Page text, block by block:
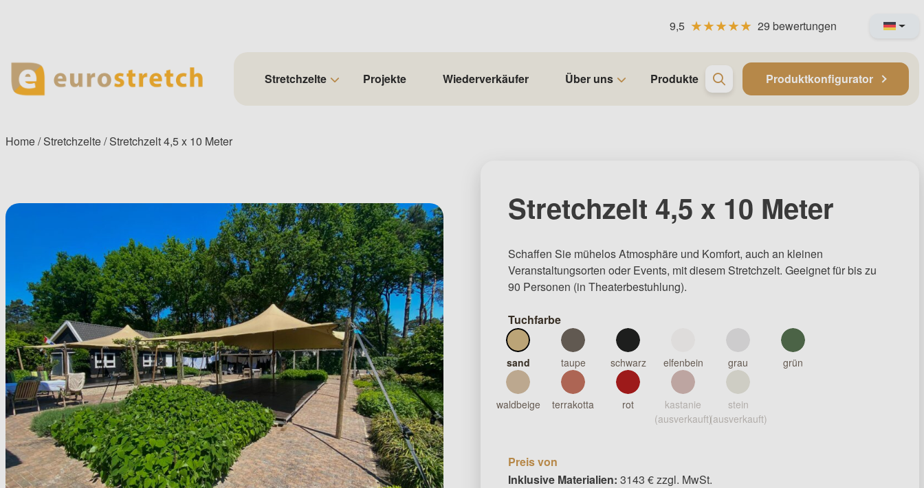
9,5 29 bewertungen
Stretchzelte Projekte Wiederverkäufer Über uns Produkte Produktkonfigurator
Home/Stretchzelte/ Stretchzelt 4,5 x 10 Meter
Stretchzelt 4,5 x 10 Meter
Schaffen Sie mühelos Atmosphäre und Komfort, auch an kleinen
Veranstaltungsorten oder Events, mit diesem Stretchzelt. Geeignet für bis zu
90 Personen (in Theaterbestuhlung).
Tuchfarbe
sand taupe schwarz elfenbein grau grün
waldbeige terrakotta rot
kastanie
(ausverkauft)
stein
(ausverkauft)
Preis von
Inklusive Materialien: 3143 € zzgl. MwSt.